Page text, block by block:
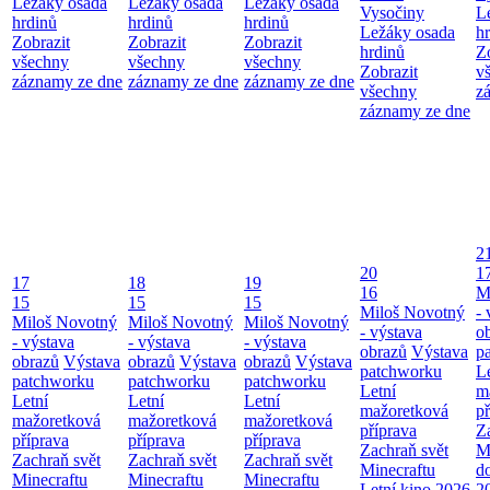
hrdinů
Zobrazit
všechny
záznamy ze dne
hrdinů
Zobrazit
všechny
záznamy ze dne
hrdinů
Zobrazit
všechny
záznamy ze dne
Vysočiny
Ležáky osada
hrdinů
Zobrazit
všechny
záznamy ze dne
17
15
Miloš Novotný
- výstava
obrazů Výstava
patchworku
Letní
mažoretková
příprava
Zachraň svět
Minecraftu
18
15
Miloš Novotný
- výstava
obrazů Výstava
patchworku
Letní
mažoretková
příprava
Zachraň svět
Minecraftu
19
15
Miloš Novotný
- výstava
obrazů Výstava
patchworku
Letní
mažoretková
příprava
Zachraň svět
Minecraftu
20
16
Miloš Novotný
- výstava
obrazů Výstava
patchworku
Letní
mažoretková
příprava
Zachraň svět
Minecraftu
-